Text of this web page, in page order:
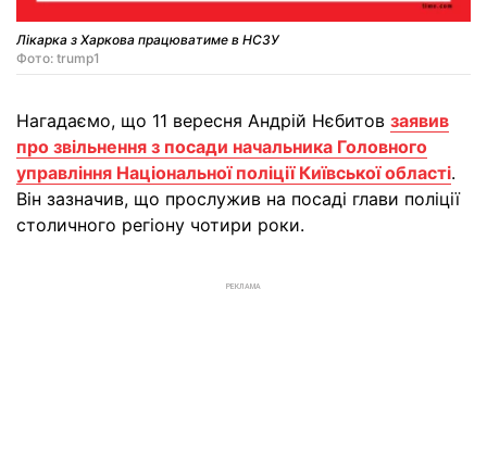
Лікарка з Харкова працюватиме в НСЗУ
Фото: trump1
Нагадаємо, що 11 вересня Андрій Нєбитов заявив
про звільнення з посади начальника Головного
управління Національної поліції Київської області.
Він зазначив, що прослужив на посаді глави поліції
столичного регіону чотири роки.
РЕКЛАМА